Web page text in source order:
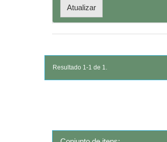
Resultado 1-1 de 1.